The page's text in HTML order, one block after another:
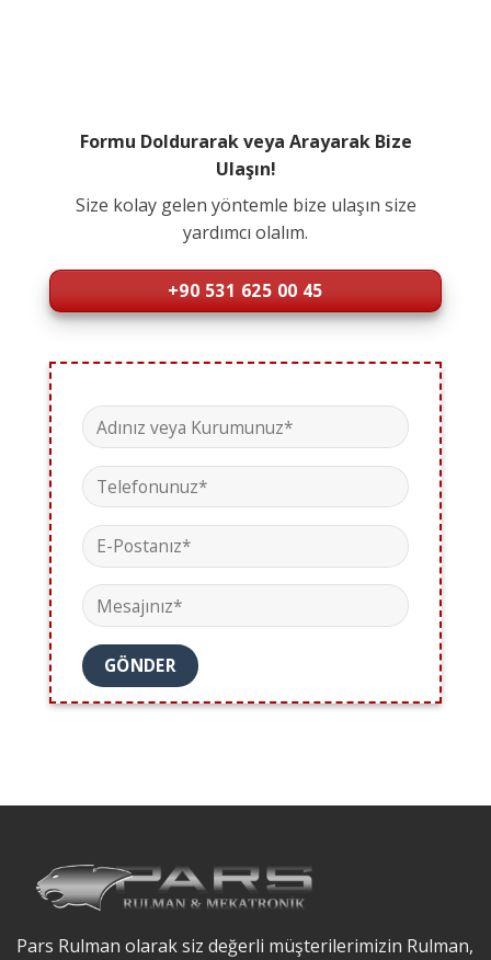
Formu Doldurarak veya Arayarak Bize
Ulaşın!
Size kolay gelen yöntemle bize ulaşın size
yardımcı olalım.
+90 531 625 00 45
Pars Rulman olarak siz değerli müşterilerimizin Rulman,